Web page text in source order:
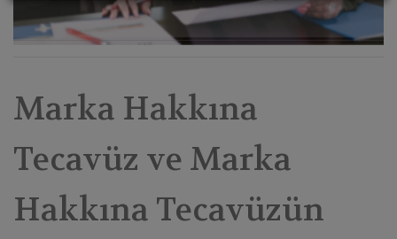
Marka Hakkına
Tecavüz ve Marka
Hakkına Tecavüzün